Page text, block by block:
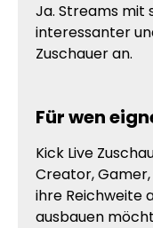
Ja. Streams
interessanter
Zuschauer an.
Für wen
Kick Live
Creator,
ihre Reichweite
ausbauen